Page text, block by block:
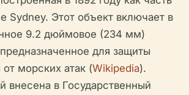
Sydney. Этот объект включает в
9.2 дюймовое (234 мм)
для защиты
от морских атак (Wikipedia).
внесена в Государственный